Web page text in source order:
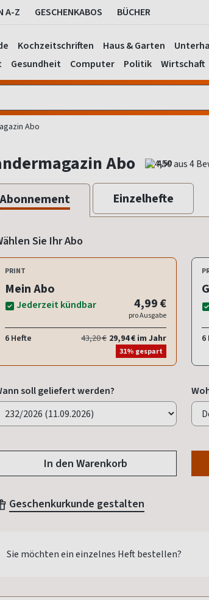
A-Z GESCHENKABOS BÜCHER
Kochzeitschriften Haus & Garten
Gesundheit Computer Politik Wirtschaft
Abo
Abo 4,50
Abonnement Einzelhefte
Sie Ihr Abo
PRINT
Mein Abo
Jederzeit kündbar 4,99 €
pro Ausgabe
6 Hefte 43,20 € 29,94 € im Jahr
31% gespart
6
soll geliefert werden?
In den Warenkorb
Geschenkurkunde gestalten
Sie möchten ein einzelnes Heft bestellen?